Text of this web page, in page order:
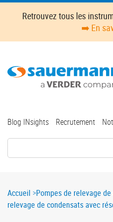
Skip
content
Retrouvez tous les
➡️ En
Top
Blog INsights Recrutement
Breadcrumb
Accueil Pompes de relevage
relevage de condensats avec